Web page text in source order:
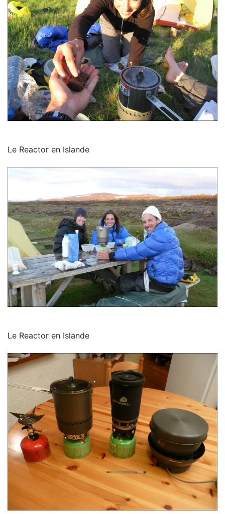
Le Reactor en Islande
Le Reactor en Islande